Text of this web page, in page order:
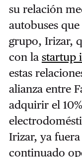
su relación
autobuses
grupo, Irizar,
con la startup
estas
alianza entre
adquirir el
Irizar, ya
continuado